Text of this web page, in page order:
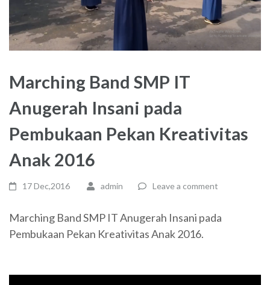
Marching Band SMP IT
Anugerah Insani pada
Pembukaan Pekan Kreativitas
Anak 2016
17 Dec,2016 admin Leave a comment
Marching Band SMP IT Anugerah Insani pada
Pembukaan Pekan Kreativitas Anak 2016.